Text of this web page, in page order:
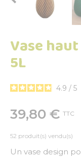
Vase
5L
4.9 / 5
39,80 € TTC
52 produit(s) vendu(s)
Un vase design